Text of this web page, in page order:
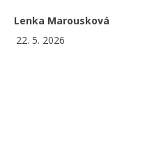
Lenka Marousková
22. 5. 2026